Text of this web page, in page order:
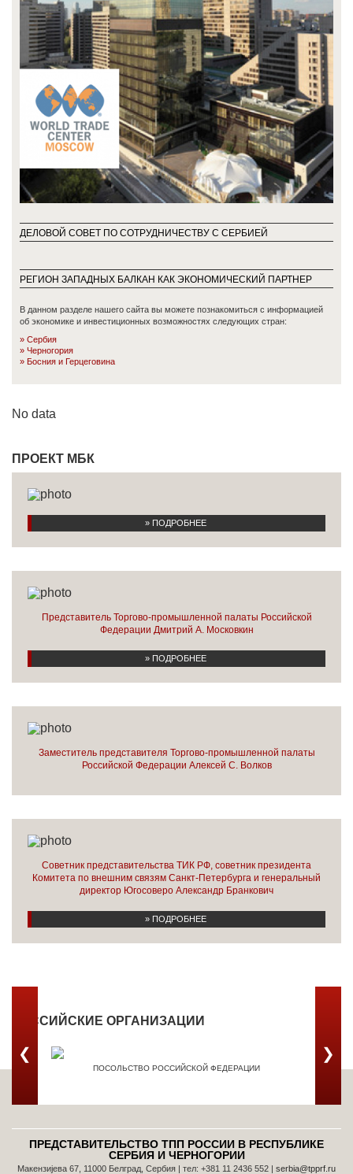
ДЕЛОВОЙ СОВЕТ ПО СОТРУДНИЧЕСТВУ С СЕРБИЕЙ
РЕГИОН ЗАПАДНЫХ БАЛКАН КАК ЭКОНОМИЧЕСКИЙ ПАРТНЕР
В данном разделе нашего сайта вы можете познакомиться с информацией
об экономике и инвестиционных возможностях следующих стран:
Сербия
Черногория
Босния и Герцеговинa
No data
ПРОЕКТ МБК
» ПОДРОБНЕЕ
Представитель Торгово-промышленной палаты Российской
Федерации Дмитрий А. Московкин
» ПОДРОБНЕЕ
Заместитель представителя Торгово-промышленной палаты
Российской Федерации Алексей С. Волков
Советник представительства ТИК РФ, советник президента
Комитета по внешним связям Санкт-Петербурга и генеральный
директор Югосоверо Александр Бранкович
» ПОДРОБНЕЕ
РОССИЙСКИЕ ОРГАНИЗАЦИИ
ПОСОЛЬСТВО РОССИЙСКОЙ ФЕДЕРАЦИИ
❮ ❯
ПРЕДСТАВИТЕЛЬСТВО ТПП РОССИИ В РЕСПУБЛИКЕ
СЕРБИЯ И ЧЕРНОГОРИИ
Макензијева 67, 11000 Белград, Сербия | тел: +381 11 2436 552 | serbia@tpprf.ru